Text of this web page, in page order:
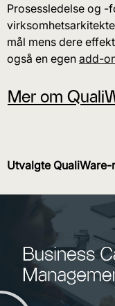
Prosessledelse og -
mål mens dere
også en egen add-
Mer om
Utvalgte